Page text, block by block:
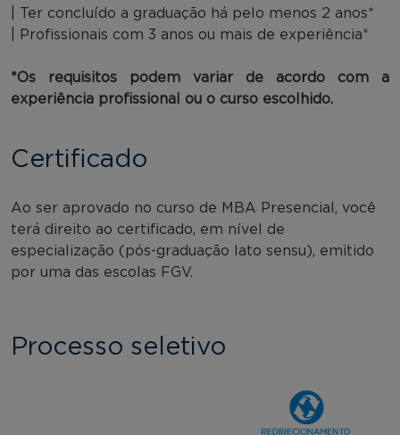
| Ter concluído a graduação há pelo menos 2 anos*
| Profissionais com 3 anos ou mais de experiência*
*Os requisitos podem variar de acordo com a
experiência profissional ou o curso escolhido.
Certificado
Ao ser aprovado no curso de MBA Presencial, você
terá direito ao certificado, em nível de
especialização (pós-graduação lato sensu), emitido
por uma das escolas FGV.
Processo seletivo